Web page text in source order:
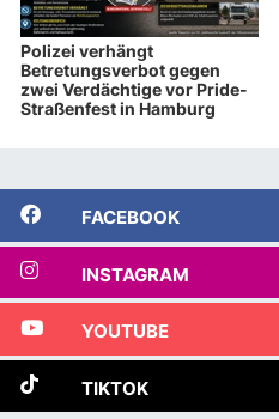
Polizei verhängt
Betretungsverbot gegen
zwei Verdächtige vor Pride-
Straßenfest in Hamburg
FACEBOOK
INSTAGRAM
YOUTUBE
TIKTOK